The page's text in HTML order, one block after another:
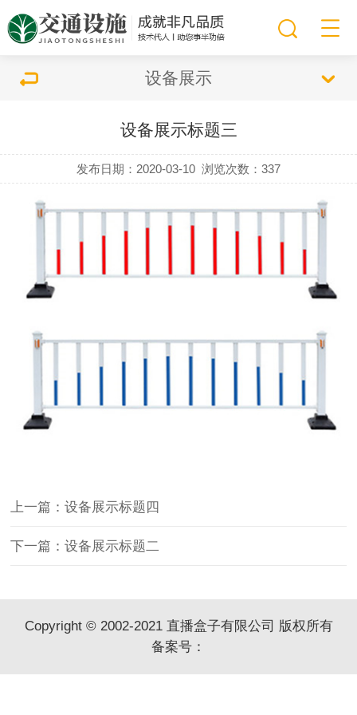
设备展示
设备展示标题三
发布日期：2020-03-10 浏览次数：337
上一篇：设备展示标题四
下一篇：设备展示标题二
Copyright © 2002-2021 直播盒子有限公司 版权所有
备案号：